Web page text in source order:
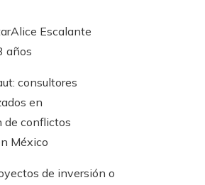
Alice Escalante
años
de inversión o